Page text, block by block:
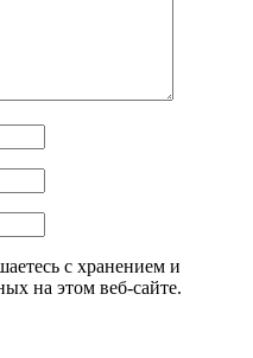
с хранением и
на этом веб-сайте.